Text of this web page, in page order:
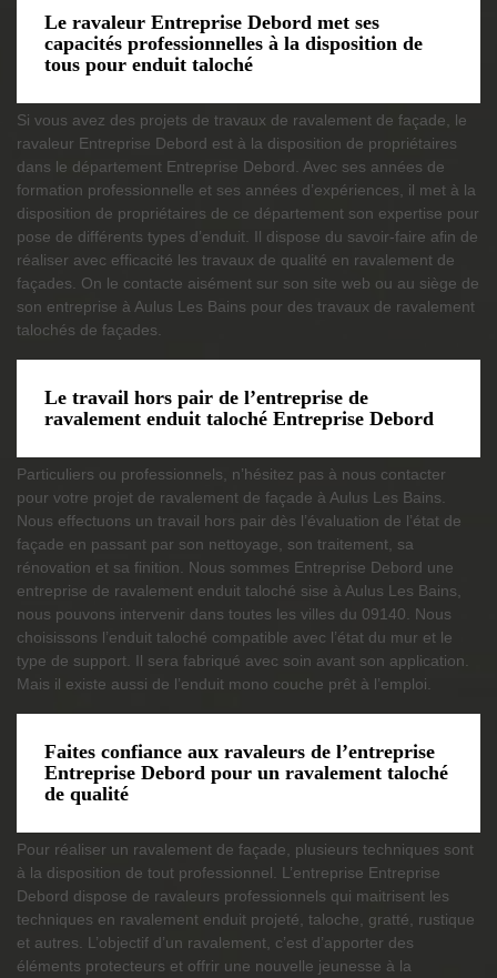
Le ravaleur Entreprise Debord met ses
capacités professionnelles à la disposition de
tous pour enduit taloché
Si vous avez des projets de travaux de ravalement de façade, le
ravaleur Entreprise Debord est à la disposition de propriétaires
dans le département Entreprise Debord. Avec ses années de
formation professionnelle et ses années d’expériences, il met à la
disposition de propriétaires de ce département son expertise pour
pose de différents types d’enduit. Il dispose du savoir-faire afin de
réaliser avec efficacité les travaux de qualité en ravalement de
façades. On le contacte aisément sur son site web ou au siège de
son entreprise à Aulus Les Bains pour des travaux de ravalement
talochés de façades.
Le travail hors pair de l’entreprise de
ravalement enduit taloché Entreprise Debord
Particuliers ou professionnels, n’hésitez pas à nous contacter
pour votre projet de ravalement de façade à Aulus Les Bains.
Nous effectuons un travail hors pair dès l’évaluation de l’état de
façade en passant par son nettoyage, son traitement, sa
rénovation et sa finition. Nous sommes Entreprise Debord une
entreprise de ravalement enduit taloché sise à Aulus Les Bains,
nous pouvons intervenir dans toutes les villes du 09140. Nous
choisissons l’enduit taloché compatible avec l’état du mur et le
type de support. Il sera fabriqué avec soin avant son application.
Mais il existe aussi de l’enduit mono couche prêt à l’emploi.
Faites confiance aux ravaleurs de l’entreprise
Entreprise Debord pour un ravalement taloché
de qualité
Pour réaliser un ravalement de façade, plusieurs techniques sont
à la disposition de tout professionnel. L’entreprise Entreprise
Debord dispose de ravaleurs professionnels qui maitrisent les
techniques en ravalement enduit projeté, taloche, gratté, rustique
et autres. L’objectif d’un ravalement, c’est d’apporter des
éléments protecteurs et offrir une nouvelle jeunesse à la